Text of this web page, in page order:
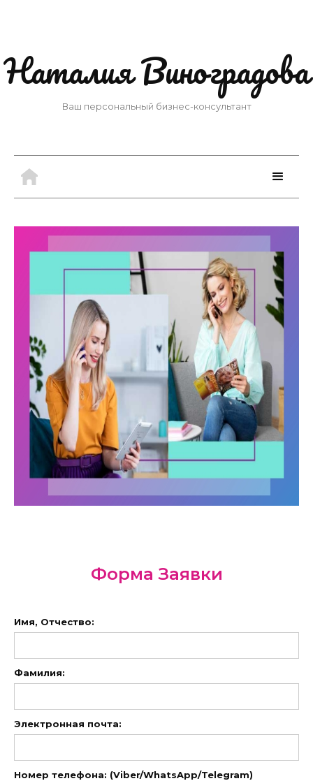
Наталия Виноградова
Ваш персональный бизнес-консультант
Форма Заявки
Имя, Отчество:
Фамилия:
Электронная почта:
Номер телефона: (Viber/WhatsApp/Telegram)